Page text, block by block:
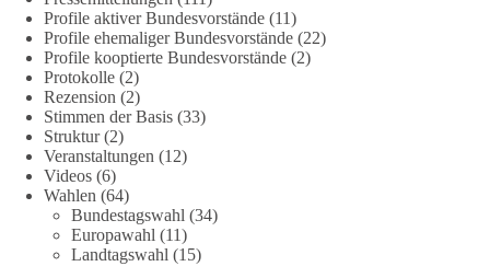
🌍 Migration darf niemals zum politischen Druckmittel
werden.
Die Ereignisse in Ceuta zeigen, wie schnell Menschen
zwischen geopolitische Interessen geraten können.
Unabhängig davon, welche politischen oder diplomatischen
Ursachen diese Krise im Einzelnen hatte, eines wird deutlich:
Wenn Migration als Druckmittel eingesetzt oder von
Schleusernetzwerken ausgenutzt werden kann, verlieren am
Ende immer die Menschen.
🟩🟩🟦🟦🟥🟥🟧🟧
Profile aktiver Bundesvorstände (11)
Profile ehemaliger Bundesvorstände (22)
Profile kooptierte Bundesvorstände (2)
Protokolle (2)
Rezension (2)
Stimmen der Basis (33)
Struktur(2)
Veranstaltungen (12)
Videos (6)
Wahlen (64)
Bundestagswahl (34)
Europawahl (11)
Landtagswahl (15)